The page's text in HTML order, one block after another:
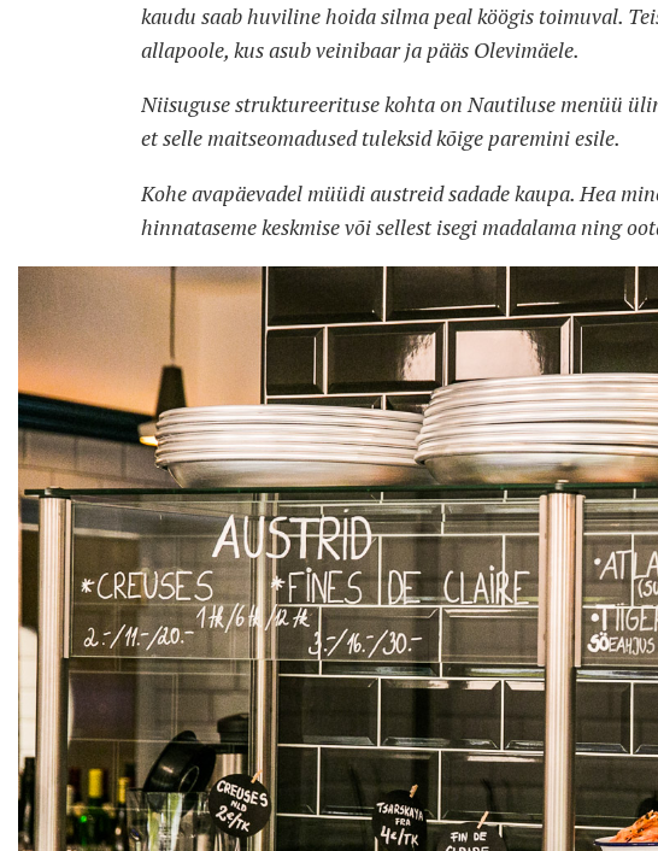
kaudu saab huviline hoida silma peal köögis toimuval.
allapoole, kus asub veinibaar ja pääs Olevimäele.
Niisuguse struktureerituse kohta on Nautiluse menüü
et selle maitseomadused tuleksid kõige paremini esile.
Kohe avapäevadel müüdi austreid sadade kaupa. Hea
hinnataseme keskmise või sellest isegi madalama ning